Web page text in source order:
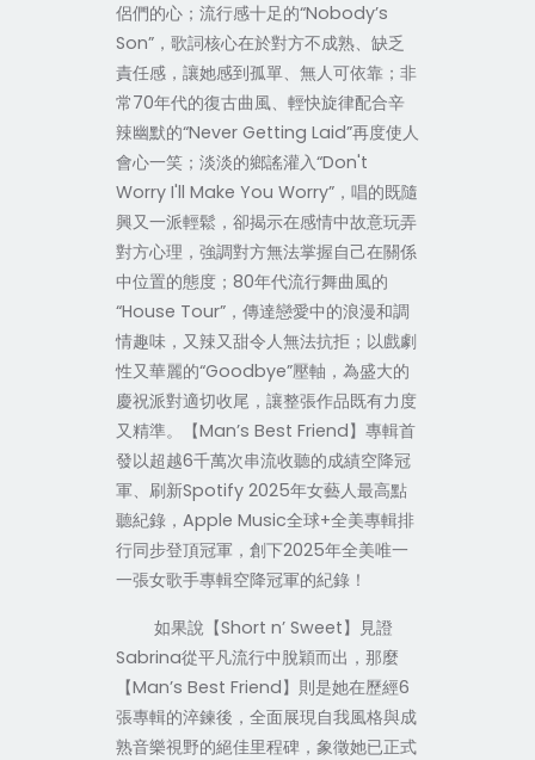
侶們的心；流行感十足的“Nobody’s
Son”，歌詞核心在於對方不成熟、缺乏
責任感，讓她感到孤單、無人可依靠；非
常70年代的復古曲風、輕快旋律配合辛
辣幽默的“Never Getting Laid”再度使人
會心一笑；淡淡的鄉謠灌入“Don't
Worry I'll Make You Worry”，唱的既隨
興又一派輕鬆，卻揭示在感情中故意玩弄
對方心理，強調對方無法掌握自己在關係
中位置的態度； 80年代流行舞曲風的
“House Tour”，傳達戀愛中的浪漫和調
情趣味，又辣又甜令人無法抗拒；以戲劇
性又華麗的“Goodbye”壓軸，為盛大的
慶祝派對適切收尾，讓整張作品既有力度
又精準。【Man’s Best Friend】專輯首
發以超越6千萬次串流收聽的成績空降冠
軍、刷新Spotify 2025年女藝人最高點
聽紀錄， Apple Music全球+全美專輯排
行同步登頂冠軍，創下2025年全美唯一
一張女歌手專輯空降冠軍的紀錄！
如果說【Short n’ Sweet】見證
Sabrina從平凡流行中脫穎而出，那麼
【Man’s Best Friend】則是她在歷經6
張專輯的淬鍊後，全面展現自我風格與成
熟音樂視野的絕佳里程碑，象徵她已正式